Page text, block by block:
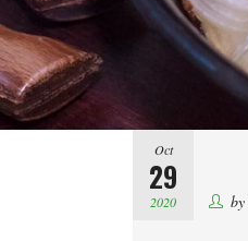
Oct
29
2020 by